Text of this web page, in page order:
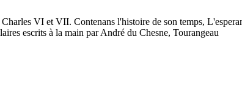
VI et VII. Contenans l'histoire de son temps,
escrits à la main par André du Chesne, Tourangeau